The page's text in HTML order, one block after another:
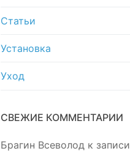
Статьи
Установка
Уход
СВЕЖИЕ КОММЕНТАРИИ
Брагин Всеволод к записи